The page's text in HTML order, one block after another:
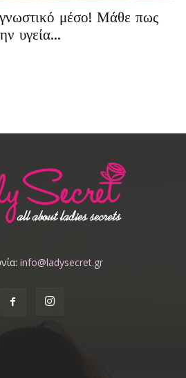
μέσο! Μάθε πως
υγεία...
info@ladysecret.gr